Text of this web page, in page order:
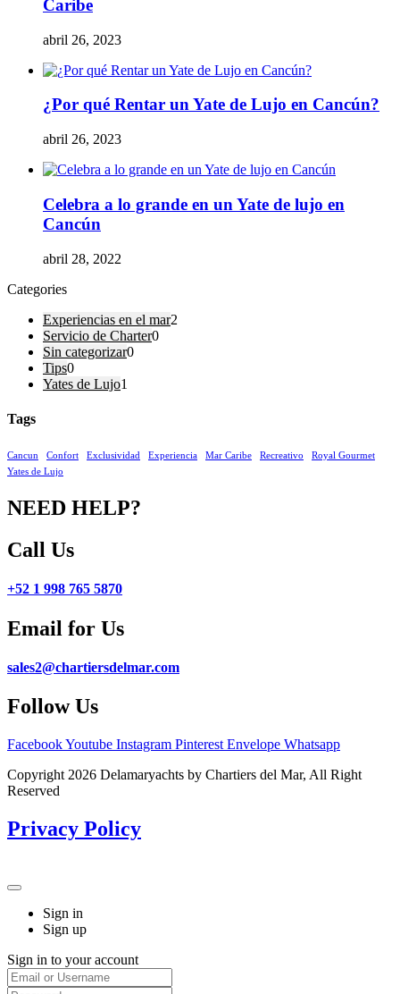
Caribe
abril 26, 2023
¿Por qué Rentar un Yate de Lujo en Cancún?
abril 26, 2023
Celebra a lo grande en un Yate de lujo en
Cancún
abril 28, 2022
Categories
Experiencias en el mar2
Servicio de Charter0
Sin categorizar0
Tips0
Yates de Lujo1
Tags
Cancun Confort Exclusividad Experiencia Mar Caribe Recreativo
Royal Gourmet
Yates de Lujo
NEED HELP?
Call Us
+52 1 998 765 5870
Email for Us
sales2@chartiersdelmar.com
Follow Us
FacebookYoutube Instagram Pinterest Envelope Whatsapp
Copyright 2026 Delamaryachts by Chartiers del Mar, All Right
Reserved
Privacy Policy
Sign in
Sign up
Sign in to your account